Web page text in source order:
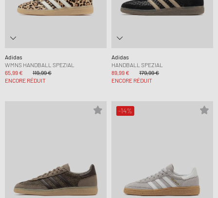
Adidas
WMNS HANDBALL SPEZIAL
65,99 €
119,99 €
ENCORE RÉDUIT
Adidas
HANDBALL SPEZIAL
89,99 €
179,99 €
ENCORE RÉDUIT
-14%